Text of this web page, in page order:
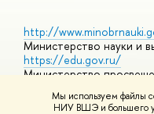
Мы используем файлы
НИУ ВШЭ и большего
http://
Министерство науки и
https://edu.gov.ru/
Министерство
https://elearning.hse.ru/
Массовые открытые